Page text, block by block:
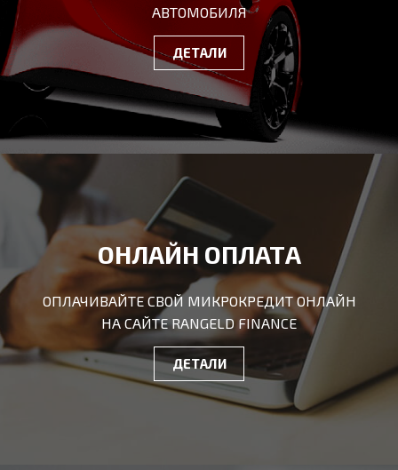
АВТОМОБИЛЯ
ДЕТАЛИ
ОНЛАЙН ОПЛАТА
ОПЛАЧИВАЙТЕ СВОЙ МИКРОКРЕДИТ ОНЛАЙН
НА САЙТЕ RANGELD FINANCE
ДЕТАЛИ